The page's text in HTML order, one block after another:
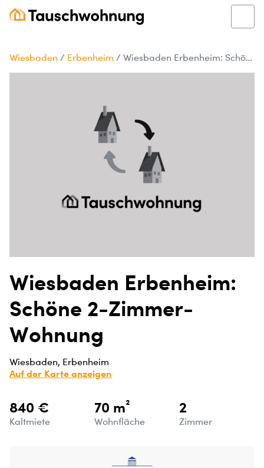
Wiesbaden / Erbenheim / Wiesbaden Erbenheim: Schöne 2-Zimmer-Wohnung
Wiesbaden Erbenheim:
Schöne 2-Zimmer-
Wohnung
Wiesbaden, Erbenheim
Auf der Karte anzeigen
840 €
Kaltmiete
70 m²
Wohnfläche
2
Zimmer